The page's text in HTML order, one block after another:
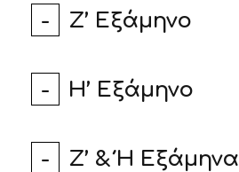
Ζ’ Εξάμηνο
H’ Εξάμηνο
Ζ’ & Ή Εξάμηνα